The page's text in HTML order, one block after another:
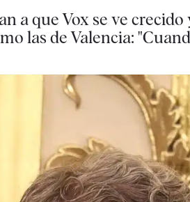
a que Vox se ve
las de Valencia: